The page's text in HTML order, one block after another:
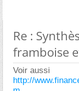
Re :
framboise
Voir aussi
http://